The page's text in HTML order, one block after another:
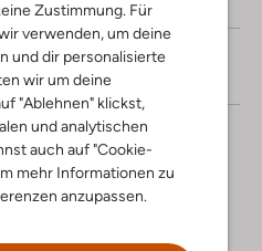
Zustimmung. Für
verwenden, um deine
und dir personalisierte
wir um deine
"Ablehnen" klickst,
und analytischen
auch auf "Cookie-
mehr Informationen zu
anzupassen.
Leder